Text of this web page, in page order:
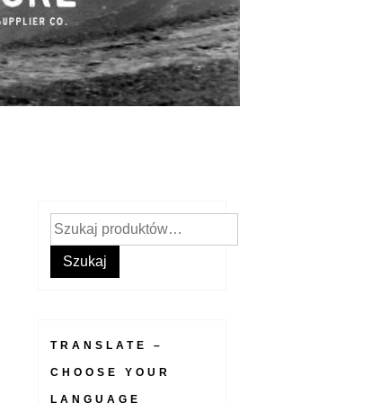
Szukaj:
Szukaj
TRANSLATE –
CHOOSE YOUR
LANGUAGE